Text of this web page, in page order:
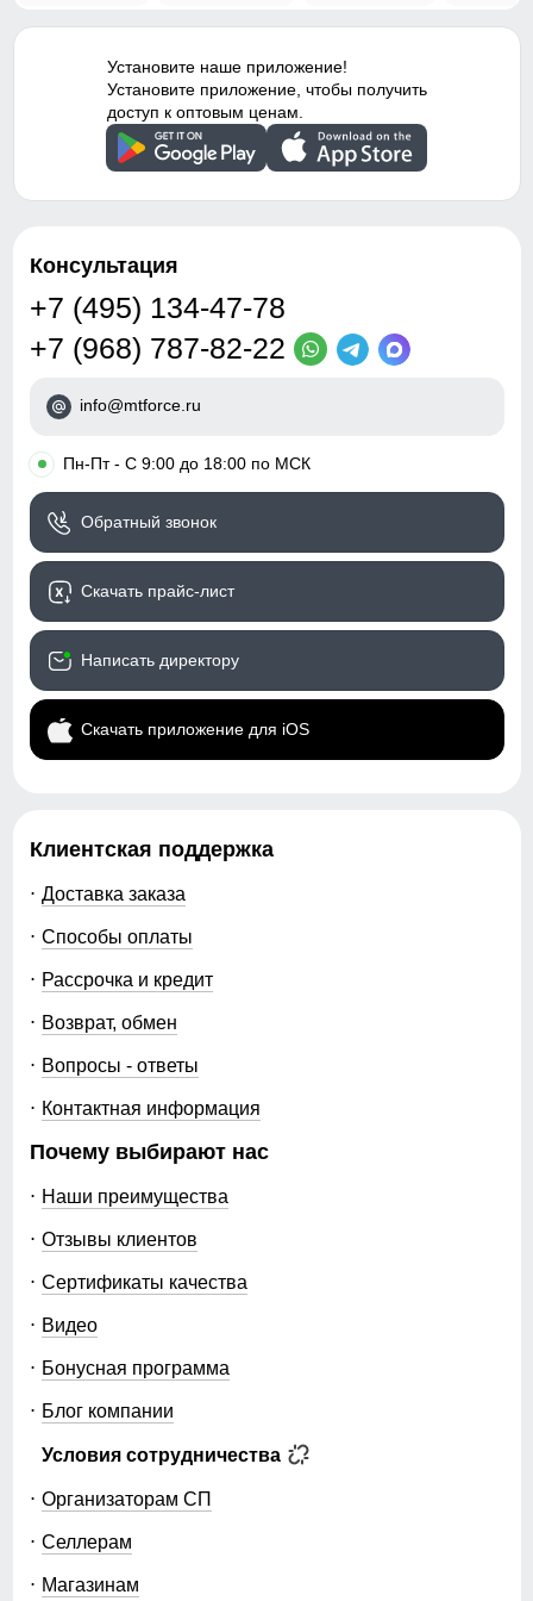
Установите наше приложение!
Установите приложение, чтобы получить
доступ к оптовым ценам.
Консультация
+7 (495) 134-47-78
+7 (968) 787-82-22
info@mtforce.ru
• Пн-Пт - С 9:00 до 18:00 по МСК
Обратный звонок
Скачать прайс-лист
Написать директору
Скачать приложение для iOS
Клиентская поддержка
Доставка заказа
Способы оплаты
Рассрочка и кредит
Возврат, обмен
Вопросы - ответы
Контактная информация
Почему выбирают нас
Наши преимущества
Отзывы клиентов
Сертификаты качества
Видео
Бонусная программа
Блог компании
Условия сотрудничества
Организаторам СП
Селлерам
Магазинам